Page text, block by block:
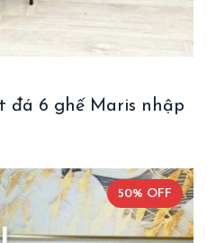
đá 6 ghế Maris nhập
50% OFF